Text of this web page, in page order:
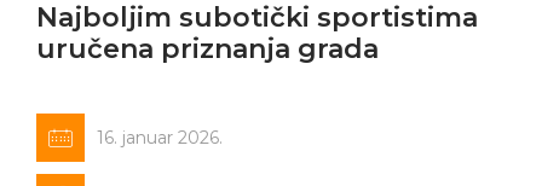
Najboljim subotički sportistima
uručena priznanja grada
16. januar 2026.